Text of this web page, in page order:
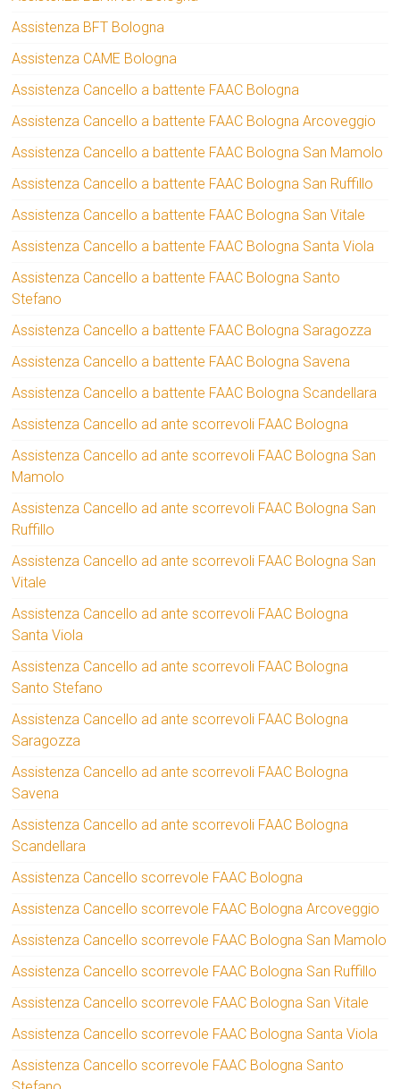
Assistenza BFT Bologna
Assistenza CAME Bologna
Assistenza Cancello a battente FAAC Bologna
Assistenza Cancello a battente FAAC Bologna Arcoveggio
Assistenza Cancello a battente FAAC Bologna San Mamolo
Assistenza Cancello a battente FAAC Bologna San Ruffillo
Assistenza Cancello a battente FAAC Bologna San Vitale
Assistenza Cancello a battente FAAC Bologna Santa Viola
Assistenza Cancello a battente FAAC Bologna Santo
Stefano
Assistenza Cancello a battente FAAC Bologna Saragozza
Assistenza Cancello a battente FAAC Bologna Savena
Assistenza Cancello a battente FAAC Bologna Scandellara
Assistenza Cancello ad ante scorrevoli FAAC Bologna
Assistenza Cancello ad ante scorrevoli FAAC Bologna San
Mamolo
Assistenza Cancello ad ante scorrevoli FAAC Bologna San
Ruffillo
Assistenza Cancello ad ante scorrevoli FAAC Bologna San
Vitale
Assistenza Cancello ad ante scorrevoli FAAC Bologna
Santa Viola
Assistenza Cancello ad ante scorrevoli FAAC Bologna
Santo Stefano
Assistenza Cancello ad ante scorrevoli FAAC Bologna
Saragozza
Assistenza Cancello ad ante scorrevoli FAAC Bologna
Savena
Assistenza Cancello ad ante scorrevoli FAAC Bologna
Scandellara
Assistenza Cancello scorrevole FAAC Bologna
Assistenza Cancello scorrevole FAAC Bologna Arcoveggio
Assistenza Cancello scorrevole FAAC Bologna San Mamolo
Assistenza Cancello scorrevole FAAC Bologna San Ruffillo
Assistenza Cancello scorrevole FAAC Bologna San Vitale
Assistenza Cancello scorrevole FAAC Bologna Santa Viola
Assistenza Cancello scorrevole FAAC Bologna Santo